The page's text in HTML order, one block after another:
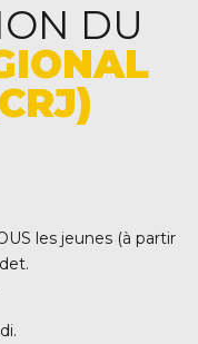
DU
les jeunes (à partir